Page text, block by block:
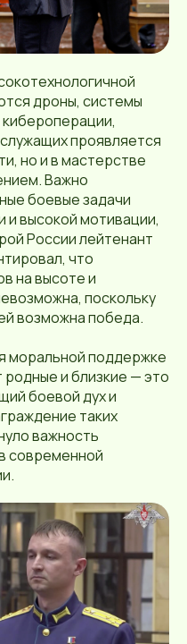
дроны, системы
проявляется
но и в мастерстве
Важно
боевые задачи
высокой мотивации,
России лейтенант
что
на высоте и
поскольку
возможна победа.
моральной поддержке
и близкие — это
боевой дух и
таких
важность
современной